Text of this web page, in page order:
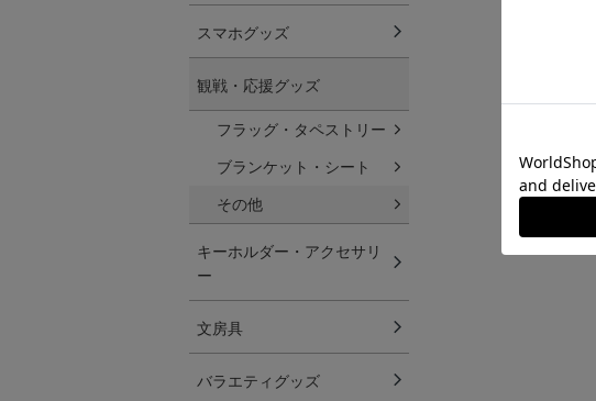
スマホグッズ
観戦・応援グッズ
フラッグ・タペストリー
ブランケット・シート
その他
キーホルダー・アクセサリ
ー
文房具
バラエティグッズ